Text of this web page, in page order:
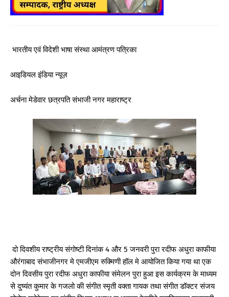
भारतीय एवं विदेशी भाषा संस्था आमंत्रण पत्रिका
आइडियल इंडिया न्यूज़
अर्चना मेडेवार छत्रपति संभाजी नगर महाराष्ट्र
दो दिवशीय राष्ट्रीय संगोष्टी दिनांक 4 और 5 जनवरी पुरा रदीफ अधुरा काफीया
औरंगाबाद संभाजीनगर मे एमजीएम रुक्मिणी हॉल मे आयोजित किया गया था एक
दोन दिवसीय पुरा रदीफ अधुरा काफीया संमेलन पुरा हुआ इस कार्यक्रम के माध्यम
से दुष्यंत कुमार के गजलो की संगीत स्मृती वक्ता गायक तथा संगीत डॉक्टर संजय